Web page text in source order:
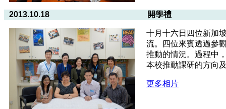
2013.10.18 開學禮
十月十六日四位新加
流。四位來賓透過參
推動的情況。過程中
本校推動課研的方向
更多相片